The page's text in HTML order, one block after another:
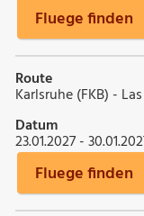
Fluege finden
Route
Karlsruhe (FKB) -
Datum
23.01.2027 -
Fluege finden